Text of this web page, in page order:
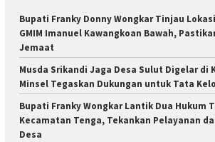
Bupati Franky Donny Wongkar Tinjau
GMIM Imanuel Kawangkoan Bawah,
Jemaat
Musda Srikandi Jaga Desa Sulut Digelar di
Minsel Tegaskan Dukungan untuk Tata
Bupati Franky Wongkar Lantik Dua Hukum
Kecamatan Tenga, Tekankan Pelayanan
Desa